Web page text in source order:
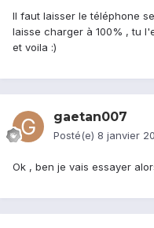
Il faut laisser le téléphone
laisse charger à 100% , tu
et voila :)
gaetan007
Posté(e) 8 janvier
Ok , ben je vais essayer